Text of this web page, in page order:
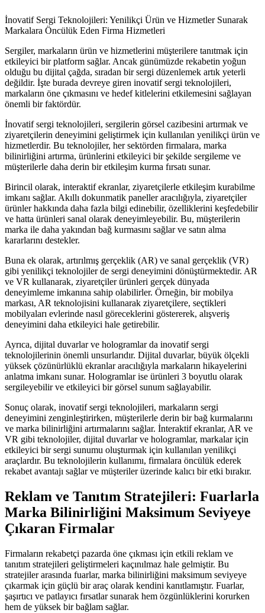
İnovatif Sergi Teknolojileri: Yenilikçi Ürün ve Hizmetler Sunarak
Markalara Öncülük Eden Firma Hizmetleri
Sergiler, markaların ürün ve hizmetlerini müşterilere tanıtmak için
etkileyici bir platform sağlar. Ancak günümüzde rekabetin yoğun
olduğu bu dijital çağda, sıradan bir sergi düzenlemek artık yeterli
değildir. İşte burada devreye giren inovatif sergi teknolojileri,
markaların öne çıkmasını ve hedef kitlelerini etkilemesini sağlayan
önemli bir faktördür.
İnovatif sergi teknolojileri, sergilerin görsel cazibesini artırmak ve
ziyaretçilerin deneyimini geliştirmek için kullanılan yenilikçi ürün ve
hizmetlerdir. Bu teknolojiler, her sektörden firmalara, marka
bilinirliğini artırma, ürünlerini etkileyici bir şekilde sergileme ve
müşterilerle daha derin bir etkileşim kurma fırsatı sunar.
Birincil olarak, interaktif ekranlar, ziyaretçilerle etkileşim kurabilme
imkanı sağlar. Akıllı dokunmatik paneller aracılığıyla, ziyaretçiler
ürünler hakkında daha fazla bilgi edinebilir, özelliklerini keşfedebilir
ve hatta ürünleri sanal olarak deneyimleyebilir. Bu, müşterilerin
marka ile daha yakından bağ kurmasını sağlar ve satın alma
kararlarını destekler.
Buna ek olarak, artırılmış gerçeklik (AR) ve sanal gerçeklik (VR)
gibi yenilikçi teknolojiler de sergi deneyimini dönüştürmektedir. AR
ve VR kullanarak, ziyaretçiler ürünleri gerçek dünyada
deneyimleme imkanına sahip olabilirler. Örneğin, bir mobilya
markası, AR teknolojisini kullanarak ziyaretçilere, seçtikleri
mobilyaları evlerinde nasıl göreceklerini göstererek, alışveriş
deneyimini daha etkileyici hale getirebilir.
Ayrıca, dijital duvarlar ve hologramlar da inovatif sergi
teknolojilerinin önemli unsurlarıdır. Dijital duvarlar, büyük ölçekli
yüksek çözünürlüklü ekranlar aracılığıyla markaların hikayelerini
anlatma imkanı sunar. Hologramlar ise ürünleri 3 boyutlu olarak
sergileyebilir ve etkileyici bir görsel sunum sağlayabilir.
Sonuç olarak, inovatif sergi teknolojileri, markaların sergi
deneyimini zenginleştirirken, müşterilerle derin bir bağ kurmalarını
ve marka bilinirliğini artırmalarını sağlar. İnteraktif ekranlar, AR ve
VR gibi teknolojiler, dijital duvarlar ve hologramlar, markalar için
etkileyici bir sergi sunumu oluşturmak için kullanılan yenilikçi
araçlardır. Bu teknolojilerin kullanımı, firmalara öncülük ederek
rekabet avantajı sağlar ve müşteriler üzerinde kalıcı bir etki bırakır.
Reklam ve Tanıtım Stratejileri: Fuarlarla
Marka Bilinirliğini Maksimum Seviyeye
Çıkaran Firmalar
Firmaların rekabetçi pazarda öne çıkması için etkili reklam ve
tanıtım stratejileri geliştirmeleri kaçınılmaz hale gelmiştir. Bu
stratejiler arasında fuarlar, marka bilinirliğini maksimum seviyeye
çıkarmak için güçlü bir araç olarak kendini kanıtlamıştır. Fuarlar,
şaşırtıcı ve patlayıcı fırsatlar sunarak hem özgünlüklerini korurken
hem de yüksek bir bağlam sağlar.